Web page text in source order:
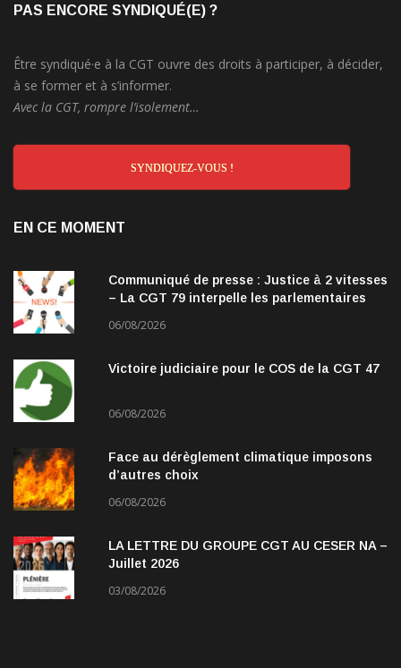
PAS ENCORE SYNDIQUÉ(E) ?
Être syndiqué·e à la CGT ouvre des droits à participer, à décider,
à se former et à s’informer.
Avec la CGT, rompre l’isolement…
SYNDIQUEZ-VOUS !
EN CE MOMENT
Communiqué de presse : Justice à 2 vitesses
– La CGT 79 interpelle les parlementaires
06/08/2026
Victoire judiciaire pour le COS de la CGT 47
06/08/2026
Face au dérèglement climatique imposons
d’autres choix
06/08/2026
LA LETTRE DU GROUPE CGT AU CESER NA –
Juillet 2026
03/08/2026